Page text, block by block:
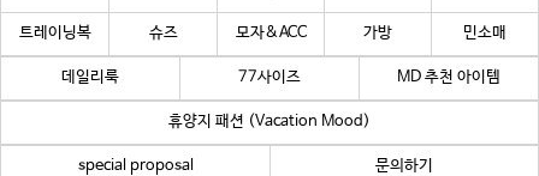
트레이닝복 슈즈 모자&ACC 가방 민소매
데일리룩 77사이즈 MD 추천 아이템
휴양지 패션 (Vacation Mood)
special proposal 문의하기